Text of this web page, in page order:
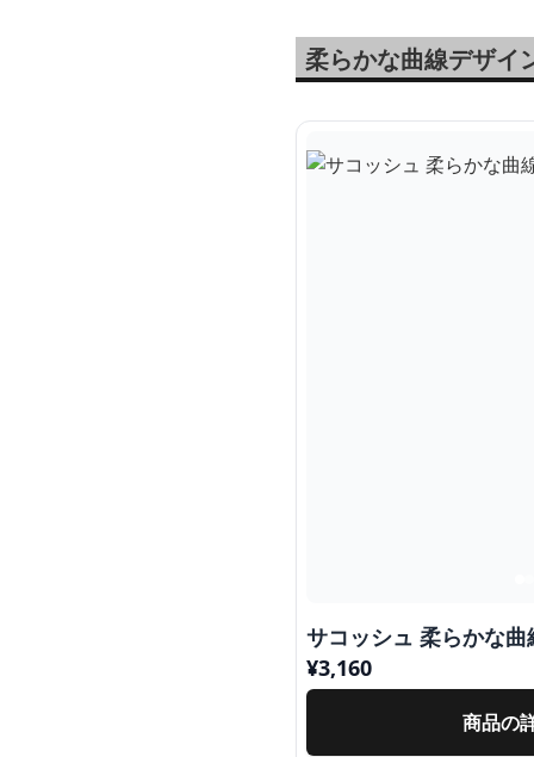
柔らかな曲線デザイ
サコッシュ 柔らかな
¥3,160
商品の